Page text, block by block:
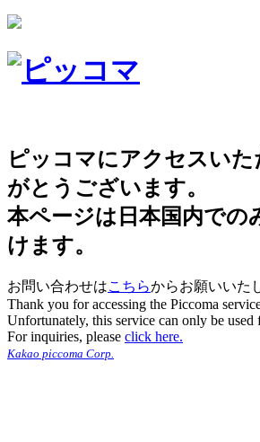
ピッコマにアクセスいた
がとうございます。
本ページは日本国内での
けます。
お問い合わせはこちらからお願いいた
Thank you for accessing the Piccoma
Unfortunately, this service can only be used
For inquiries, please click here.
Kakao piccoma Corp.